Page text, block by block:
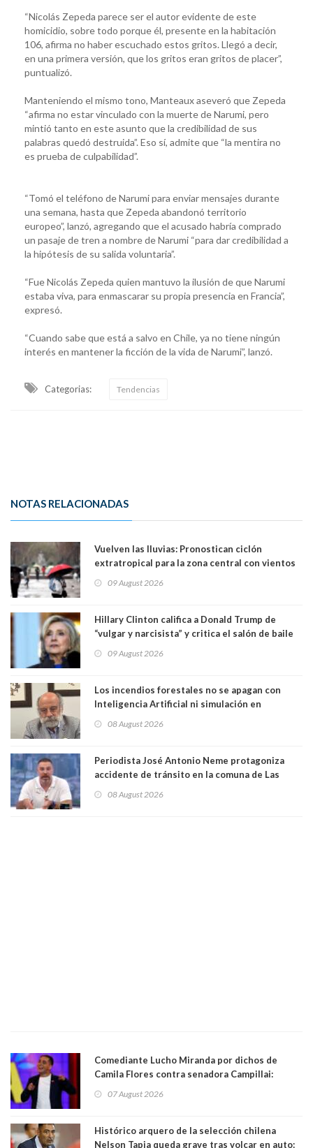
“Nicolás Zepeda parece ser el autor evidente de este
homicidio, sobre todo porque él, presente en la habitación
106, afirma no haber escuchado estos gritos. Llegó a decir,
en una primera versión, que los gritos eran gritos de placer”,
puntualizó.
Manteniendo el mismo tono, Manteaux aseveró que Zepeda
“afirma no estar vinculado con la muerte de Narumi, pero
mintió tanto en este asunto que la credibilidad de sus
palabras quedó destruida”. Eso sí, admite que “la mentira no
es prueba de culpabilidad”.
“Tomó el teléfono de Narumi para enviar mensajes durante
una semana, hasta que Zepeda abandonó territorio
europeo”, lanzó, agregando que el acusado habría comprado
un pasaje de tren a nombre de Narumi “para dar credibilidad a
la hipótesis de su salida voluntaria”.
“Fue Nicolás Zepeda quien mantuvo la ilusión de que Narumi
estaba viva, para enmascarar su propia presencia en Francia”,
expresó.
“Cuando sabe que está a salvo en Chile, ya no tiene ningún
interés en mantener la ficción de la vida de Narumi”, lanzó.
Categorias: Tendencias
NOTAS RELACIONADAS
Vuelven las lluvias: Pronostican ciclón
extratropical para la zona central con vientos
09 August 2026
Hillary Clinton califica a Donald Trump de
“vulgar y narcisista” y critica el salón de baile
casa. Y la está destruyendo”
09 August 2026
Los incendios forestales no se apagan con
Inteligencia Artificial ni simulación en
Magister en Asentamientos Humanos PUC
08 August 2026
Periodista José Antonio Neme protagoniza
accidente de tránsito en la comuna de Las
08 August 2026
Comediante Lucho Miranda por dichos de
Camila Flores contra senadora Campillai:
forma de quitar dignidad"
07 August 2026
Histórico arquero de la selección chilena
Nelson Tapia queda grave tras volcar en auto: